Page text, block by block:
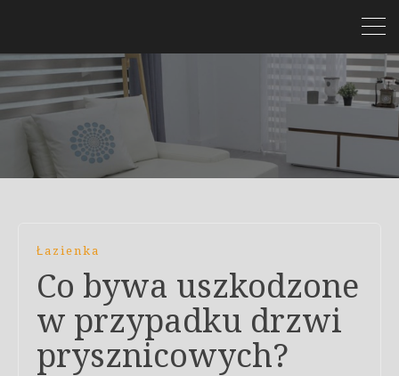
Łazienka
Co bywa uszkodzone
w przypadku drzwi
prysznicowych?